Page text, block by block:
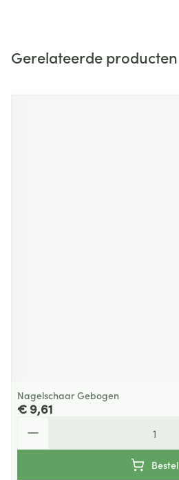
Gerelateerde producten
Nagelschaar Gebogen
€ 9,61
Bestel